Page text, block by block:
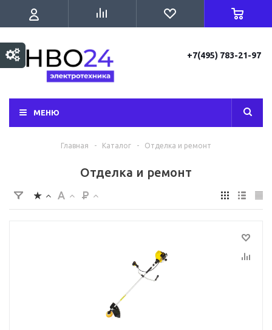
+7(495) 783-21-97
МЕНЮ
Главная - Каталог - Отделка и ремонт
Отделка и ремонт